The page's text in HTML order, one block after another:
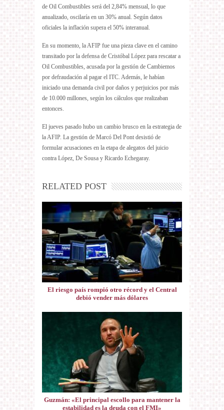
de Oil Combustibles será del 2,84% mensual, lo que
anualizado, oscilaría en un 30% anual. Según datos
oficiales la inflación supera el 50% interanual.
En su momento, la AFIP fue una pieza clave en el camino
transitado por la defensa de Cristóbal López para rescatar a
Oil Combustibles, acusada por la gestión de Cambiemos
por defraudación al pagar el ITC. Además, le habían
iniciado una demanda civil por daños y perjuicios por más
de 10.000 millones, según los cálculos que realizaban
entonces.
El jueves pasado hubo un cambio brusco en la estrategia de
la AFIP. La gestión de Marcó Del Pont desistió de
formular acusaciones en la etapa de alegatos del juicio
contra López, De Sousa y Ricardo Echegaray.
RELATED POST
El riesgo país rompió otro récord y el Central
debió vender más dólares
Guzmán: «El principal escollo para mantener la
estabilidad es la deuda con el FMI»